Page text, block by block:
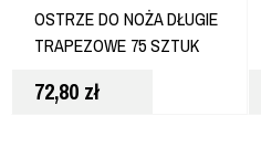
OSTRZE DO NOŻA DŁUGIE
TRAPEZOWE 75 SZTUK
72,80 zł